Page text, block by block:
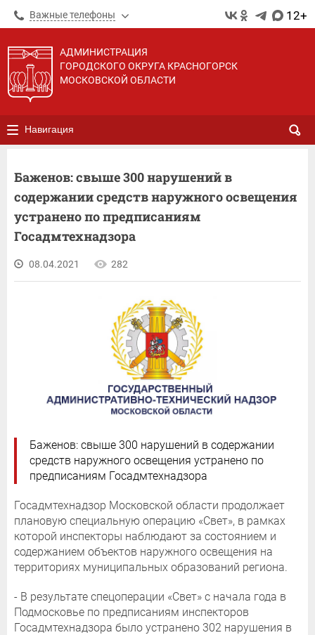
Важные телефоны 12+
АДМИНИСТРАЦИЯ
ГОРОДСКОГО ОКРУГА КРАСНОГОРСК
МОСКОВСКОЙ ОБЛАСТИ
Навигация
Баженов: свыше 300 нарушений в
содержании средств наружного освещения
устранено по предписаниям
Госадмтехнадзора
08.04.2021 282
Баженов: свыше 300 нарушений в содержании
средств наружного освещения устранено по
предписаниям Госадмтехнадзора
Госадмтехнадзор Московской области продолжает
плановую специальную операцию «Свет», в рамках
которой инспекторы наблюдают за состоянием и
содержанием объектов наружного освещения на
территориях муниципальных образований региона.
- В результате спецоперации «Свет» с начала года в
Подмосковье по предписаниям инспекторов
Госадмтехнадзора было устранено 302 нарушения в